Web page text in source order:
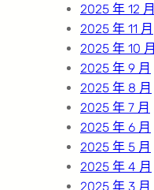
2025 年 12 月
2025 年 11 月
2025 年 10 月
2025 年 9 月
2025 年 8 月
2025 年 7 月
2025 年 6 月
2025 年 5 月
2025 年 4 月
2025 年 3 月